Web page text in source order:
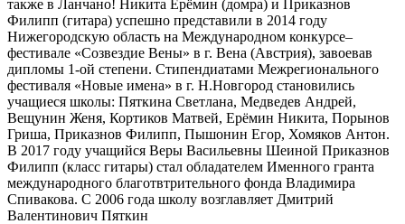
также в Ланчано! Никита Ерёмин (домра) и Приказнов
Филипп (гитара) успешно представили в 2014 году
Нижегородскую область на Международном конкурсе–
фестивале «Созвездие Вены» в г. Вена (Австрия), завоевав
дипломы 1-ой степени. Стипендиатами Межрегионального
фестиваля «Новые имена» в г. Н.Новгород становились
учащиеся школы: Пяткина Светлана, Медведев Андрей,
Вещунин Женя, Кортиков Матвей, Ерёмин Никита, Порынов
Гриша, Приказнов Филипп, Пышонин Егор, Хомяков Антон.
В 2017 году учащийся Веры Васильевны Шеиной Приказнов
Филипп (класс гитары) стал обладателем Именного гранта
международного благотвтрительного фонда Владимира
Спивакова. С 2006 года школу возглавляет Дмитрий
Валентинович Пяткин